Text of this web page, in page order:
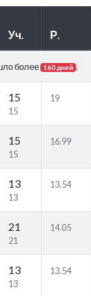
Уч. Р.
более 160 дней .
15
15
19
15
15
16.99
13
13
13.54
21
21
14.05
13
13
13.54